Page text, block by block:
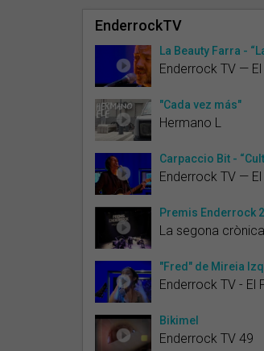
EnderrockTV
La Beauty Farra -
Enderrock TV — El
"Cada vez más"
Hermano L
Carpaccio Bit -
Enderrock TV — El
Premis Enderrock
La segona
"Fred" de Mireia
Enderrock TV - El
Bikimel
Enderrock TV 49